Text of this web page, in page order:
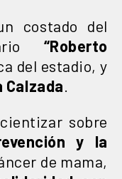
costado del
“Roberto
del estadio, y
Calzada
sobre
y la
de mama,